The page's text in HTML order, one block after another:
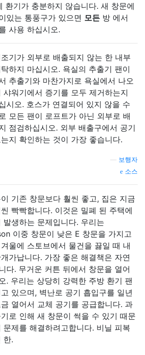
환기가 충분하지 않습니다. 새 창문에
있는 통풍구가 있으면 모든 방 에서
사용 하십시오.
기가 외부로 배출되지 않는 한 내부
하지 마십시오. 욕실의 추출기 팬이
추출기와 마찬가지로 욕실에서 나오
샤워기에서 증기를 모두 제거하는지
시오. 호스가 연결되어 있지 않을 수
모든 팬이 로프트가 아닌 외부로 배
점검하십시오. 외부 배출구에서 공기
지 확인하는 것이 가장 좋습니다.
보행자
소스
기존 창문보다 훨씬 좋고, 집은 지금
빡빡합니다. 이것은 밀폐 된 주택에
발생하는 문제입니다. 우리는
이중 창문이 낮은 E 창문을 가지고
울에 스토브에서 물건을 끓일 때 내
가납니다. 가장 좋은 해결책은 자연
다. 무거운 커튼 뒤에서 창문을 열어
. 우리는 상당히 강력한 주방 환기 팬
있으며, 벽난로 공기 흡입구를 일년
열어서 교체 공기를 공급합니다. 과
기로 인해 새 창문이 썩을 수 있기 때문
문제를 해결하려고합니다. 비닐 피복
한.